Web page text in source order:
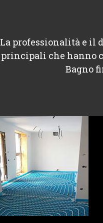
La professionalità e il
principali che hanno
Bagno